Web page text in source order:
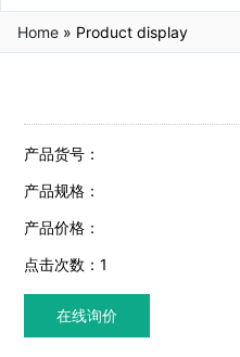
Home » Product display
产品货号：
产品规格：
产品价格：
点击次数：1
在线询价